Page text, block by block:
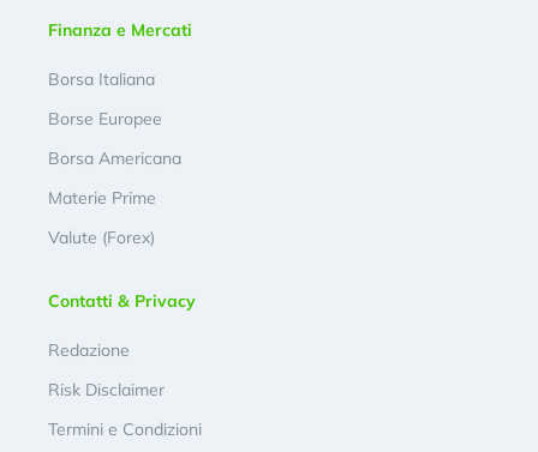
Finanza e Mercati
Borsa Italiana
Borse Europee
Borsa Americana
Materie Prime
Valute (Forex)
Contatti & Privacy
Redazione
Risk Disclaimer
Termini e Condizioni